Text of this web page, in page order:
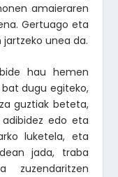
amaieraren
Gertuago eta
unea da.
hau hemen
dugu egiteko,
guztiak beteta,
edo eta
luketela, eta
jada, traba
zuzendaritzen